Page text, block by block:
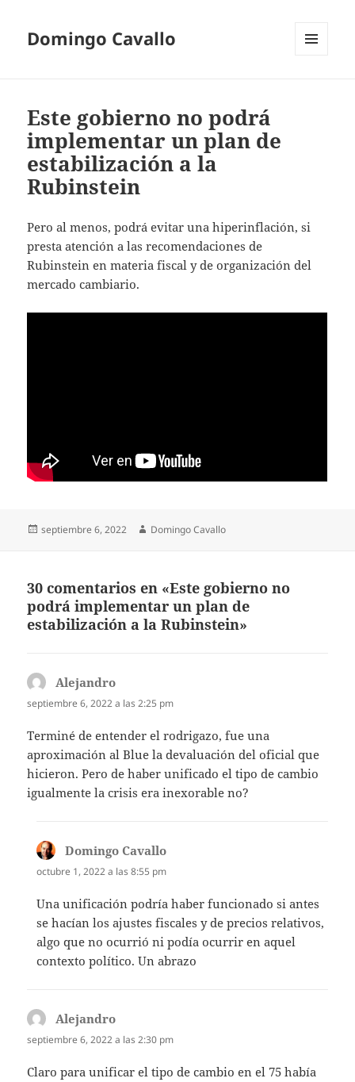
Domingo Cavallo
Este gobierno no podrá
implementar un plan de
estabilización a la
Rubinstein
Pero al menos, podrá evitar una hiperinflación, si
presta atención a las recomendaciones de
Rubinstein en materia fiscal y de organización del
mercado cambiario.
Publicado
septiembre 6, 2022 Autor
Domingo Cavallo
30 comentarios en «Este gobierno no
podrá implementar un plan de
estabilización a la Rubinstein»
Alejandro
septiembre 6, 2022 a las 2:25 pm
Terminé de entender el rodrigazo, fue una
aproximación al Blue la devaluación del oficial que
hicieron. Pero de haber unificado el tipo de cambio
igualmente la crisis era inexorable no?
Domingo Cavallo
octubre 1, 2022 a las 8:55 pm
Una unificación podría haber funcionado si antes
se hacían los ajustes fiscales y de precios relativos,
algo que no ocurrió ni podía ocurrir en aquel
contexto político. Un abrazo
Alejandro
septiembre 6, 2022 a las 2:30 pm
Claro para unificar el tipo de cambio en el 75 había